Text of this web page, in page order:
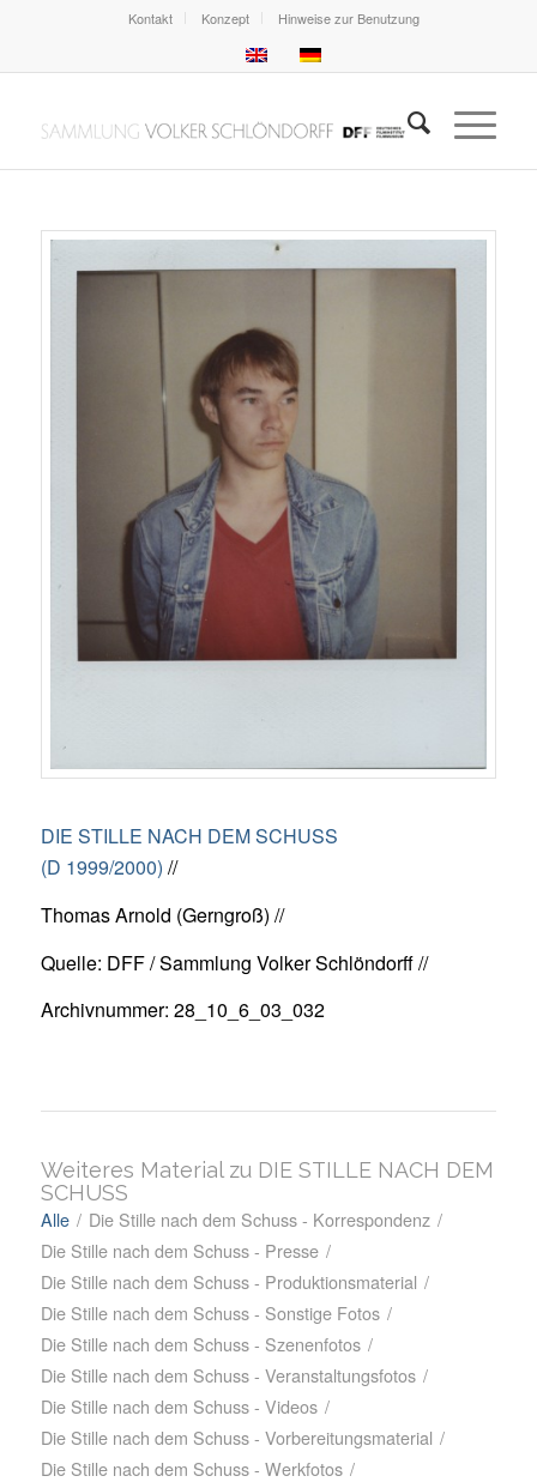
Kontakt Konzept Hinweise zur Benutzung
DIE STILLE NACH DEM SCHUSS
(D 1999/2000) //
Thomas Arnold (Gerngroß) //
Quelle: DFF / Sammlung Volker Schlöndorff //
Archivnummer: 28_10_6_03_032
Weiteres Material zu DIE STILLE NACH DEM
SCHUSS
Alle / Die Stille nach dem Schuss - Korrespondenz /
Die Stille nach dem Schuss - Presse /
Die Stille nach dem Schuss - Produktionsmaterial /
Die Stille nach dem Schuss - Sonstige Fotos /
Die Stille nach dem Schuss - Szenenfotos /
Die Stille nach dem Schuss - Veranstaltungsfotos /
Die Stille nach dem Schuss - Videos /
Die Stille nach dem Schuss - Vorbereitungsmaterial /
Die Stille nach dem Schuss - Werkfotos /